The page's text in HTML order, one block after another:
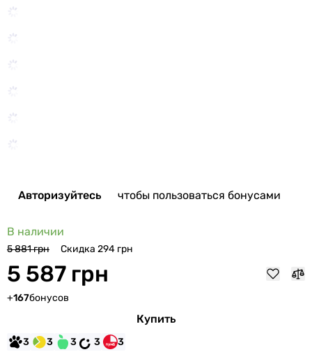
Авторизуйтесь чтобы пользоваться бонусами
В наличии
5 881 грн Скидка 294 грн
5 587 грн
+167бонусов
Купить
3 3 3 3 3